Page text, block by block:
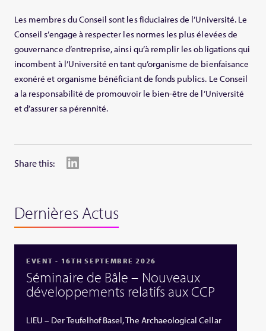
Les membres du Conseil sont les fiduciaires de l’Université. Le
Conseil s’engage à respecter les normes les plus élevées de
gouvernance d’entreprise, ainsi qu’à remplir les obligations qui
incombent à l’Université en tant qu’organisme de bienfaisance
exonéré et organisme bénéficiant de fonds publics. Le Conseil
a la responsabilité de promouvoir le bien-être de l’Université
et d’assurer sa pérennité.
Share this:
Dernières Actus
EVENT - 16TH SEPTEMBRE 2026
Séminaire de Bâle – Nouveaux
développements relatifs aux CCP
LIEU – Der Teufelhof Basel, The Archaeological Cellar